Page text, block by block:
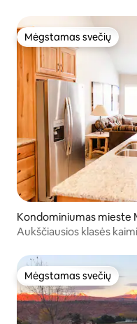
Mėgstamas svečių
Mėgstamas svečių
Kondominiumas mieste
Aukščiausios klasės
Mėgstamas svečių
Mėgstamas svečių